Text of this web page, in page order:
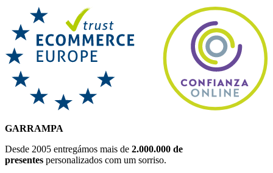
GARRAMPA
Desde 2005 entregámos mais de 2.000.000 de
presentes personalizados com um sorriso.